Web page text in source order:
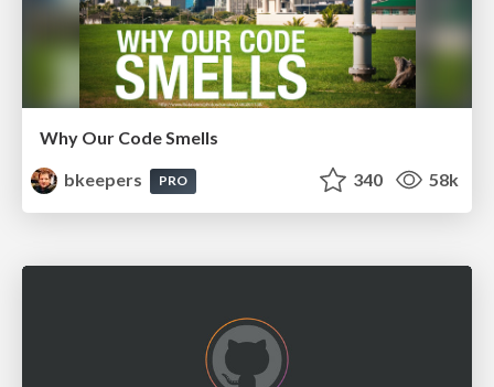
Why Our Code Smells
bkeepers
PRO 340 58k